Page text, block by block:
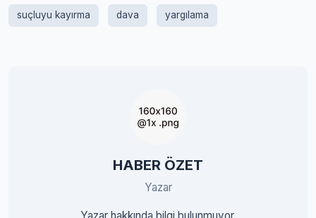
suçluyu kayırma dava yargılama
HABER ÖZET
Yazar